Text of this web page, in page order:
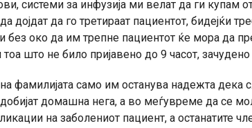
системи за инфузија ми велат да ги купам
дојдат да го третираат пациентот, бидејќи
без око да им трепне пациентот ќе мора да
што не било пријавено до 9 часот,
фамилијата само им останува надежта дека
домашна нега, а во меѓувреме да се
на заболениот пациент, а останатите